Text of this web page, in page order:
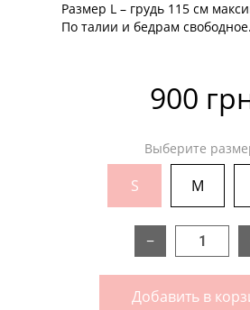
Размер L – грудь 115 см
По талии и бедрам свободное.
900
Выберите
S M
−
Добавить в